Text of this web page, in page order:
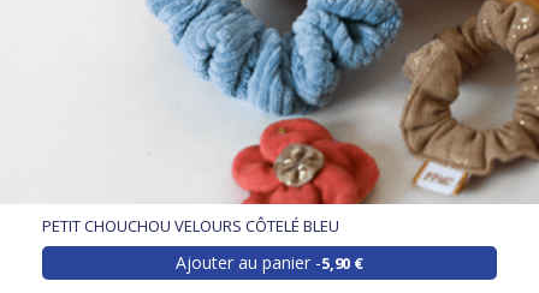
PETIT CHOUCHOU VELOURS CÔTELÉ BLEU
Ajouter au panier 5,90 €